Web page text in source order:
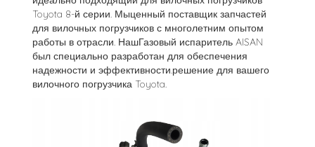
Toyota 8-й серии. Мыценный поставщик запчастей
для вилочных погрузчиков с многолетним опытом
работы в отрасли. НашГазовый испаритель AISAN
был специально разработан для обеспечения
надежности и эффективности.решение для вашего
вилочного погрузчика Toyota.